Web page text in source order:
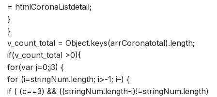
= htmlCoronaListdetail;
}
}
v_count_total = Object.keys(arrCoronatotal).length;
if(v_count_total >0){
for(var j=0;j3) {
for (i=stringNum.length; i>-1; i–) {
if ( (c==3) && ((stringNum.length-i)!=stringNum.length)